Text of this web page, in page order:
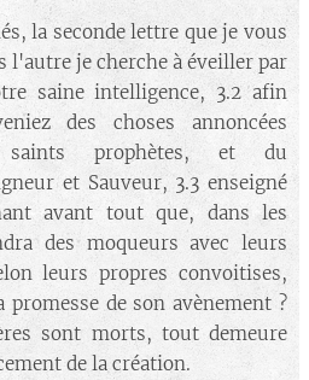
la seconde lettre que je vous
l'autre je cherche à éveiller par
saine intelligence, 3.2 afin
des choses annoncées
prophètes, et du
et Sauveur, 3.3 enseigné
avant tout que, dans les
des moqueurs avec leurs
leurs propres convoitises,
de son avènement ?
sont morts, tout demeure
de la création.